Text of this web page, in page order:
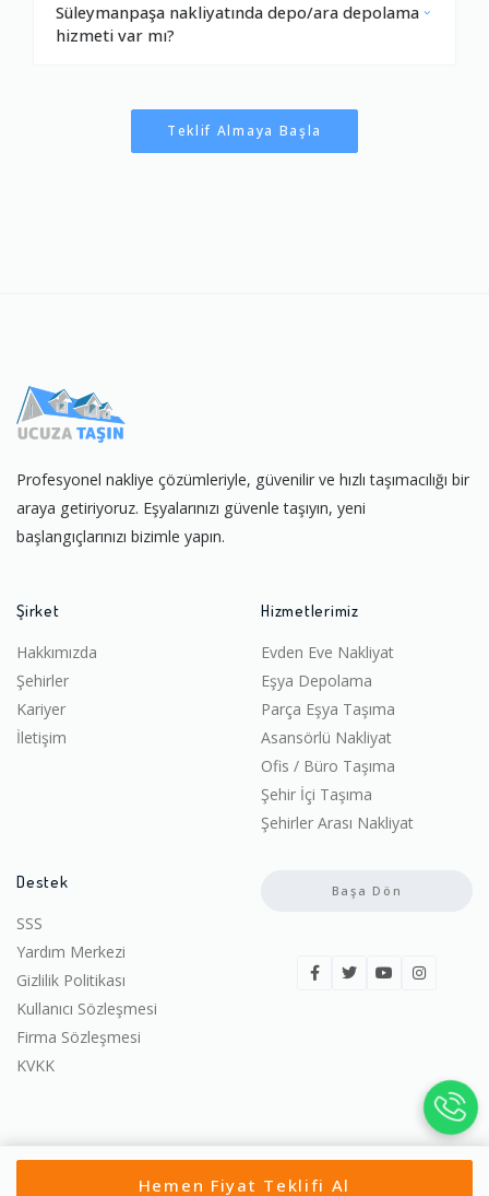
Süleymanpaşa nakliyatında depo/ara depolama
hizmeti var mı?
Teklif Almaya Başla
Hemen Fiyat Teklifi Al
Profesyonel nakliye çözümleriyle, güvenilir ve hızlı taşımacılığı bir
araya getiriyoruz. Eşyalarınızı güvenle taşıyın, yeni
başlangıçlarınızı bizimle yapın.
Şirket
Hakkımızda
Şehirler
Kariyer
İletişim
Hizmetlerimiz
Evden Eve Nakliyat
Eşya Depolama
Parça Eşya Taşıma
Asansörlü Nakliyat
Ofis / Büro Taşıma
Şehir İçi Taşıma
Şehirler Arası Nakliyat
Destek
SSS
Yardım Merkezi
Gizlilik Politikası
Kullanıcı Sözleşmesi
Firma Sözleşmesi
KVKK
Başa Dön
© 2022-2026 Ucuza Taşın. | Tüm hakları saklıdır.